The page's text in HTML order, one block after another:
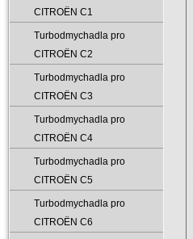
CITROËN C1
Turbodmychadla pro
CITROËN C2
Turbodmychadla pro
CITROËN C3
Turbodmychadla pro
CITROËN C4
Turbodmychadla pro
CITROËN C5
Turbodmychadla pro
CITROËN C6